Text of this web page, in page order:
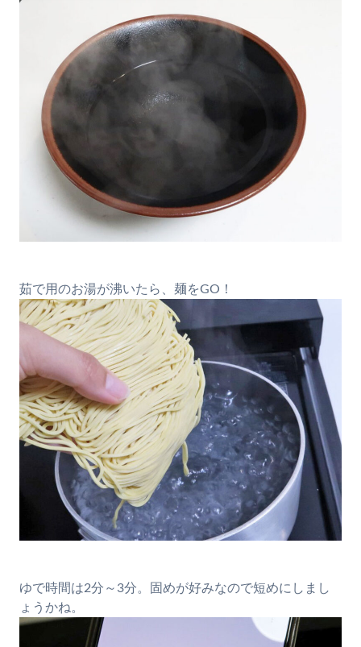
茹で用のお湯が沸いたら、麺をGO！
ゆで時間は2分～3分。固めが好みなので短めにしまし
ょうかね。